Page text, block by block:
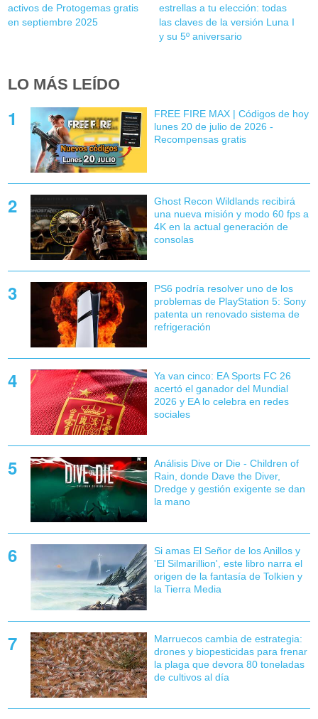
activos de Protogemas gratis
en septiembre 2025
estrellas a tu elección: todas
las claves de la versión Luna I
y su 5º aniversario
LO MÁS LEÍDO
FREE FIRE MAX | Códigos de hoy
lunes 20 de julio de 2026 -
Recompensas gratis
Ghost Recon Wildlands recibirá
una nueva misión y modo 60 fps a
4K en la actual generación de
consolas
PS6 podría resolver uno de los
problemas de PlayStation 5: Sony
patenta un renovado sistema de
refrigeración
Ya van cinco: EA Sports FC 26
acertó el ganador del Mundial
2026 y EA lo celebra en redes
sociales
Análisis Dive or Die - Children of
Rain, donde Dave the Diver,
Dredge y gestión exigente se dan
la mano
Si amas El Señor de los Anillos y
'El Silmarillion', este libro narra el
origen de la fantasía de Tolkien y
la Tierra Media
Marruecos cambia de estrategia:
drones y biopesticidas para frenar
la plaga que devora 80 toneladas
de cultivos al día